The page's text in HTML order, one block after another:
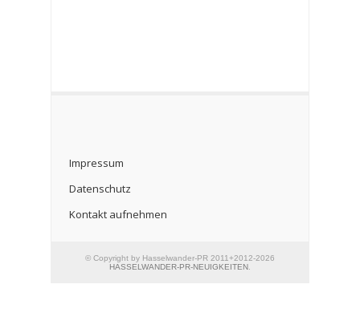
Impressum
Datenschutz
Kontakt aufnehmen
© Copyright by Hasselwander-PR 2011+2012-2026
HASSELWANDER-PR-NEUIGKEITEN.